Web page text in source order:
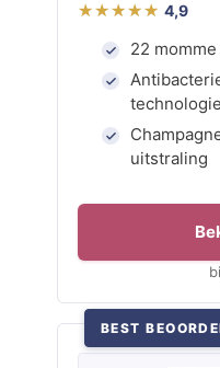
4,9
22
technologie
uitstraling
BEST